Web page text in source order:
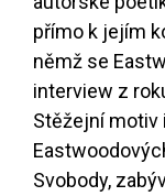
přímo k jejím
němž se
interview z
Stěžejní motiv
Svobody,